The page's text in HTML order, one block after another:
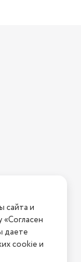
сталь
нам
есть всё!
сайта и
даете
cookie и